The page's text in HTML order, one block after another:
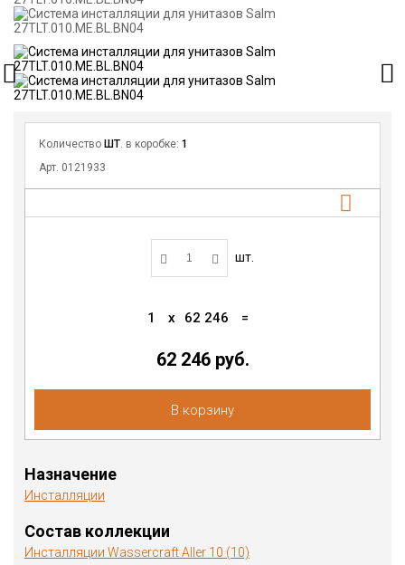
Количество ШТ. в коробке: 1
Арт. 0121933
шт.
1 x 62 246 =
62 246 руб.
В корзину
Назначение
Инсталляции
Состав коллекции
Инсталляции Wassercraft Aller 10 (10)